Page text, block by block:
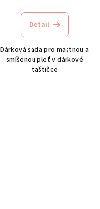
Detail
Dárková sada pro mastnou a
smíšenou pleť v dárkové
taštičce